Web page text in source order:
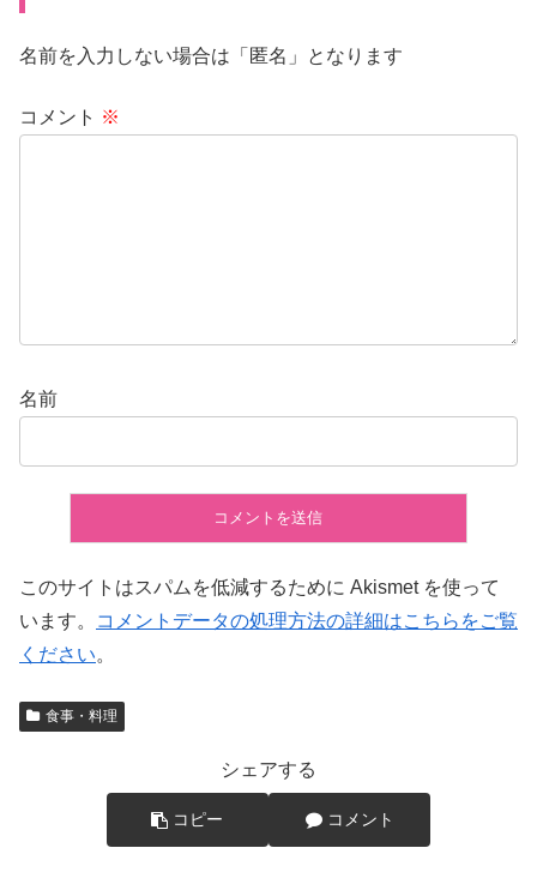
名前を入力しない場合は「匿名」となります
コメント ※
名前
このサイトはスパムを低減するために Akismet を使って
います。
コメントデータの処理方法の詳細はこちらをご覧
ください。
食事・料理
シェアする
コピー コメント